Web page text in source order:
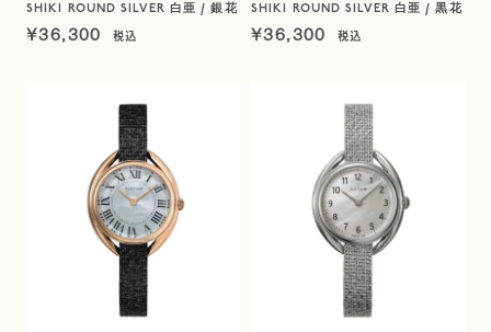
SHIKI ROUND SILVER 白亜 / 銀花
¥36,300
SHIKI ROUND SILVER 白亜 / 黒花
¥36,300